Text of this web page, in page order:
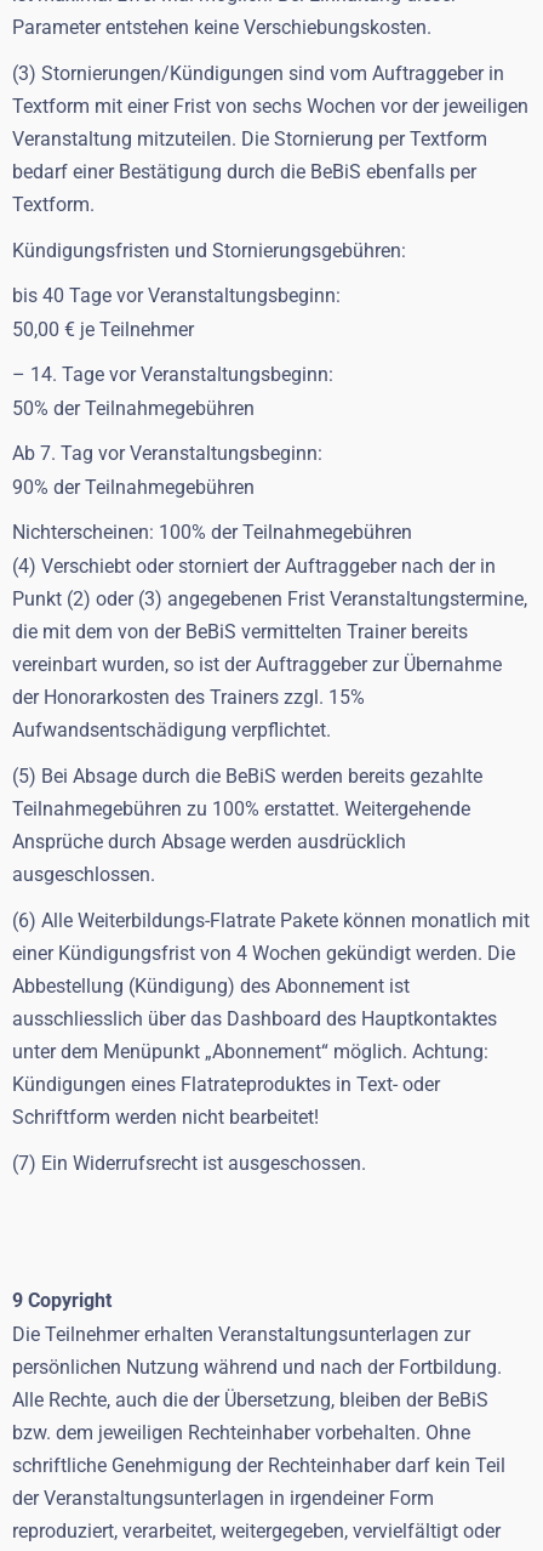
Parameter entstehen keine Verschiebungskosten.
(3) Stornierungen/Kündigungen sind vom Auftraggeber in
Textform mit einer Frist von sechs Wochen vor der jeweiligen
Veranstaltung mitzuteilen. Die Stornierung per Textform
bedarf einer Bestätigung durch die BeBiS ebenfalls per
Textform.
Kündigungsfristen und Stornierungsgebühren:
bis 40 Tage vor Veranstaltungsbeginn:
50,00 € je Teilnehmer
– 14. Tage vor Veranstaltungsbeginn:
50% der Teilnahmegebühren
Ab 7. Tag vor Veranstaltungsbeginn:
90% der Teilnahmegebühren
Nichterscheinen: 100% der Teilnahmegebühren
(4) Verschiebt oder storniert der Auftraggeber nach der in
Punkt (2) oder (3) angegebenen Frist Veranstaltungstermine,
die mit dem von der BeBiS vermittelten Trainer bereits
vereinbart wurden, so ist der Auftraggeber zur Übernahme
der Honorarkosten des Trainers zzgl. 15%
Aufwandsentschädigung verpflichtet.
(5) Bei Absage durch die BeBiS werden bereits gezahlte
Teilnahmegebühren zu 100% erstattet. Weitergehende
Ansprüche durch Absage werden ausdrücklich
ausgeschlossen.
(6) Alle Weiterbildungs-Flatrate Pakete können monatlich mit
einer Kündigungsfrist von 4 Wochen gekündigt werden. Die
Abbestellung (Kündigung) des Abonnement ist
ausschliesslich über das Dashboard des Hauptkontaktes
unter dem Menüpunkt „Abonnement“ möglich. Achtung:
Kündigungen eines Flatrateproduktes in Text- oder
Schriftform werden nicht bearbeitet!
(7) Ein Widerrufsrecht ist ausgeschossen.
9 Copyright
Die Teilnehmer erhalten Veranstaltungsunterlagen zur
persönlichen Nutzung während und nach der Fortbildung.
Alle Rechte, auch die der Übersetzung, bleiben der BeBiS
bzw. dem jeweiligen Rechteinhaber vorbehalten. Ohne
schriftliche Genehmigung der Rechteinhaber darf kein Teil
der Veranstaltungsunterlagen in irgendeiner Form
reproduziert, verarbeitet, weitergegeben, vervielfältigt oder